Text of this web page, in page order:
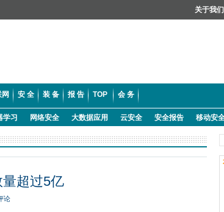
关于我们
安 全 装 备 报 告 TOP 会 务
学习 网络安全 大数据应用 云安全 安全报告 移动安
超过5亿
论